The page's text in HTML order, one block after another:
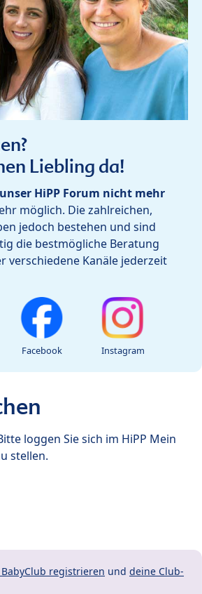
Liebling da!
HiPP Forum nicht mehr
möglich. Die zahlreichen,
jedoch bestehen und sind
die bestmögliche Beratung
verschiedene Kanäle jederzeit
Facebook Instagram
loggen Sie sich im HiPP Mein
stellen.
registrieren und deine Club-